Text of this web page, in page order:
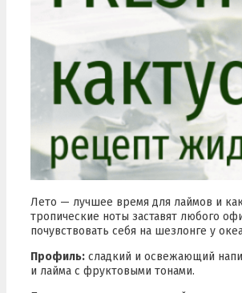
Лето — лучшее время для лаймов и
тропические ноты заставят любого
почувствовать себя на шезлонге у
Профиль: сладкий и освежающий
и лайма с фруктовыми тонами.